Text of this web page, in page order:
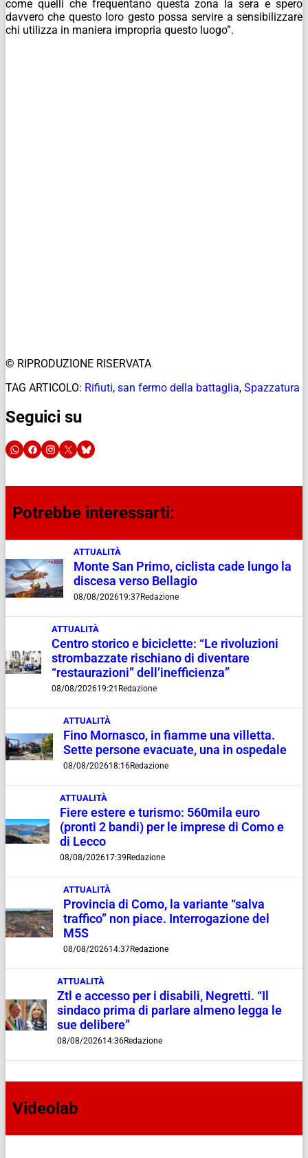
come quelli che frequentano questa zona la sera e spero
davvero che questo loro gesto possa servire a sensibilizzare
chi utilizza in maniera impropria questo luogo”.
© RIPRODUZIONE RISERVATA
TAG ARTICOLO: Rifiuti, san fermo della battaglia, Spazzatura
Seguici su
Potrebbe interessarti:
ATTUALITÀ
Monte San Primo, ciclista cade lungo la
discesa verso Bellagio
08/08/202619:37Redazione
ATTUALITÀ
Centro storico e biciclette: “Le rivoluzioni
strombazzate rischiano di diventare
“restaurazioni” dell’inefficienza”
08/08/202619:21 Redazione
ATTUALITÀ
Fino Mornasco, in fiamme una villetta.
Sette persone evacuate, una in ospedale
08/08/202618:16Redazione
ATTUALITÀ
Fiere estere e turismo: 560mila euro
(pronti 2 bandi) per le imprese di Como e
di Lecco
08/08/202617:39 Redazione
ATTUALITÀ
Provincia di Como, la variante “salva
traffico” non piace. Interrogazione del
M5S
08/08/202614:37Redazione
ATTUALITÀ
Ztl e accesso per i disabili, Negretti. “Il
sindaco prima di parlare almeno legga le
sue delibere”
08/08/202614:36Redazione
Videolab